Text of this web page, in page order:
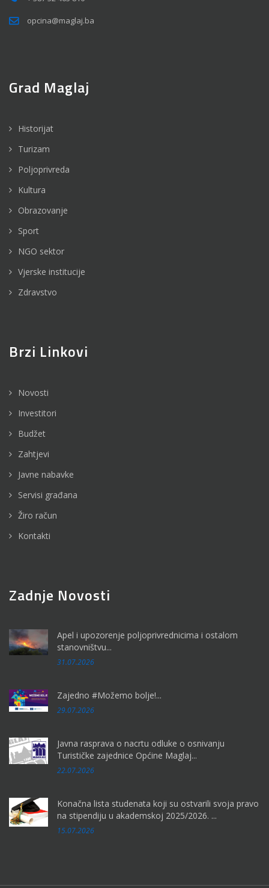
opcina@maglaj.ba
Grad Maglaj
Historijat
Turizam
Poljoprivreda
Kultura
Obrazovanje
Sport
NGO sektor
Vjerske institucije
Zdravstvo
Brzi Linkovi
Novosti
Investitori
Budžet
Zahtjevi
Javne nabavke
Servisi građana
Žiro račun
Kontakti
Zadnje Novosti
Apel i upozorenje poljoprivrednicima i ostalom
stanovništvu...
31.07.2026
Zajedno #Možemo bolje!...
29.07.2026
Javna rasprava o nacrtu odluke o osnivanju
Turističke zajednice Općine Maglaj...
22.07.2026
Konačna lista studenata koji su ostvarili svoja pravo
na stipendiju u akademskoj 2025/2026. ...
15.07.2026